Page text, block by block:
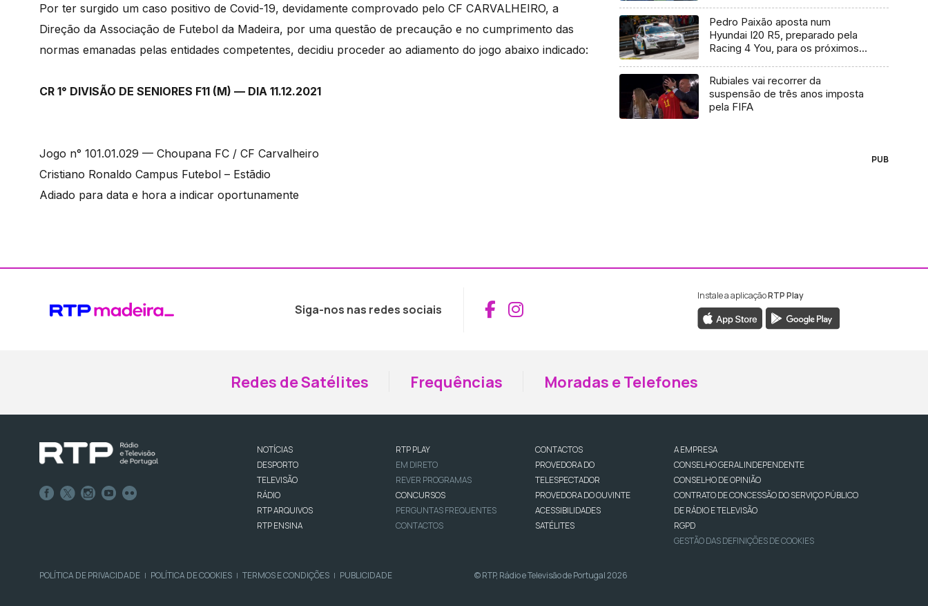
Por ter surgido um caso positivo de Covid-19, devidamente comprovado pelo CF CARVALHEIRO, a
Direção da Associação de Futebol da Madeira, por uma questão de precaução e no cumprimento das
normas emanadas pelas entidades competentes, decidiu proceder ao adiamento do jogo abaixo indicado:
CR 1° DIVISÃO DE SENIORES F11 (M) — DIA 11.12.2021
Jogo n° 101.01.029 — Choupana FC / CF Carvalheiro
Cristiano Ronaldo Campus Futebol – Estãdio
Adiado para data e hora a indicar oportunamente
Pedro Paixão aposta num
Hyundai I20 R5, preparado pela
Racing 4 You, para os próximos
Rubiales vai recorrer da
suspensão de três anos imposta
pela FIFA
PUB
Siga-nos nas redes sociais Aceder ao Facebook da RTP Madeira
Aceder ao Instagram da RTP Madeira
Instale a aplicaçãoRTP Play
Redes de Satélites Frequências Moradas e Telefones
NOTÍCIAS
DESPORTO
TELEVISÃO
RÁDIO
RTP ARQUIVOS
RTP ENSINA
RTP PLAY
EM DIRETO
REVER PROGRAMAS
CONCURSOS
PERGUNTAS FREQUENTES
CONTACTOS
CONTACTOS
PROVEDORA DO
TELESPECTADOR
PROVEDORA DO OUVINTE
ACESSIBILIDADES
SATÉLITES
A EMPRESA
CONSELHO GERAL INDEPENDENTE
CONSELHO DE OPINIÃO
CONTRATO DE CONCESSÃO DO SERVIÇO PÚBLICO
DE RÁDIO E TELEVISÃO
RGPD
GESTÃO DAS DEFINIÇÕES DE COOKIES
POLÍTICA DE PRIVACIDADE | POLÍTICA DE COOKIES | TERMOS E CONDIÇÕES | PUBLICIDADE © RTP, Rádio e Televisão de Portugal 2026